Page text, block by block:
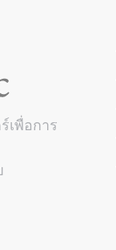
เพื่อการ